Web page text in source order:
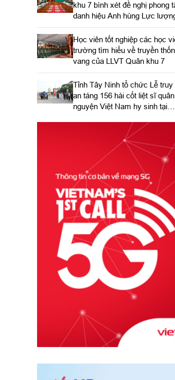
khu 7 bình xét đề nghị phong
danh hiệu Anh hùng Lực
trang nhân dân
Học viên tốt nghiệp các học
trường tìm hiểu về truyền
vang của LLVT Quân khu 7
​Tỉnh Tây Ninh tổ chức Lễ truy
an táng 156 hài cốt liệt sĩ
nguyện Việt Nam hy sinh tại